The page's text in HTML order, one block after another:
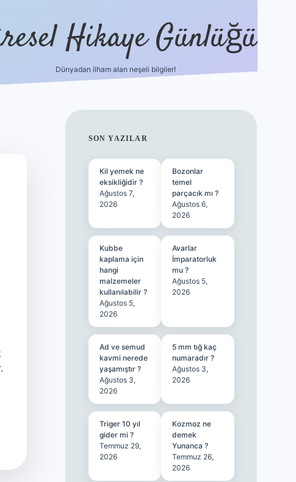
Hikaye Günlüğü
Dünyadan ilham alan neşeli bilgiler!
SIDEBAR
SON YAZILAR
Kil yemek ne
eksikliğidir ?
Ağustos 7,
2026
Bozonlar
temel
parçacık mı ?
Ağustos 6,
2026
Kubbe
kaplama için
hangi
malzemeler
kullanılabilir ?
Ağustos 5,
2026
Avarlar
İmparatorluk
mu ?
Ağustos 5,
2026
Ad ve semud
kavmi nerede
yaşamıştır ?
Ağustos 3,
2026
5 mm tığ kaç
numaradır ?
Ağustos 3,
2026
Triger 10 yıl
gider mi ?
Temmuz 29,
2026
Kozmoz ne
demek
Yunanca ?
Temmuz 26,
2026
betexper